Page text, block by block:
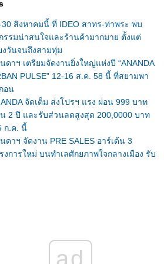
30 สิงหาคมนี้ ที่ IDEO สาทร-ท่าพระ พบ
รรมน่าสนใจและร้านค้ามากมาย ตั้งแต่
งวันจนถึงสามทุ่ม
ดาฯ เตรียมจัดงานยิ่งใหญ่แห่งปี “ANANDA
PULSE” 12-16 ส.ค. 58 นี้ ที่สยามพา
อน
จัดเต็ม ส่งโปรฯ แรง ผ่อน 999 บาท
2 ปี และรับส่วนลดสูงสุด 200,0000 บาท
ก.ค. นี้
ดาฯ จัดงาน PRE SALES อาร์เด้น 3
การใหม่ บนทำเลศักยภาพใจกลางเมือง รับ
บรับดีเกินคาด จากงาน AMC Exclusive
launch 2015ad